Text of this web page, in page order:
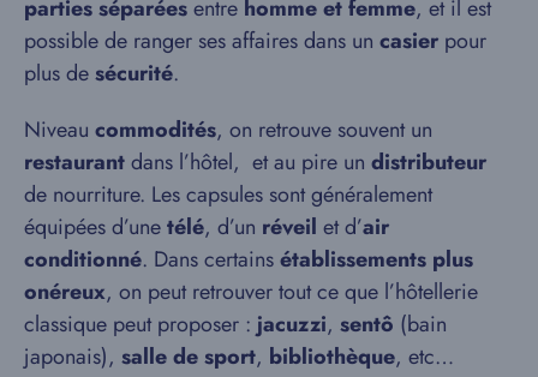
parties séparéesentre homme et femme, et il est
possible de ranger ses affaires dans un casier pour
plus desécurité.
Niveau commodités, on retrouve souvent un
restaurantdans l’hôtel, et au pire un distributeur
de nourriture. Les capsules sont généralement
équipées d’unetélé, d’un réveil et d’air
conditionné. Dans certainsétablissements plus
onéreux, on peut retrouver tout ce que l’hôtellerie
classique peut proposer : jacuzzi, sentô (bain
japonais), salle de sport, bibliothèque, etc…